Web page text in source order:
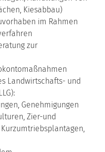
Kiesabbau)
im Rahmen
zur
Landwirtschafts- und
Genehmigungen
Zier-und